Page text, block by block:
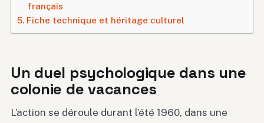
français
Fiche technique et héritage culturel
Un duel psychologique dans une
colonie de vacances
L’action se déroule durant l’été 1960, dans une